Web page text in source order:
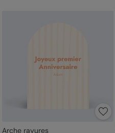
Arche rayures